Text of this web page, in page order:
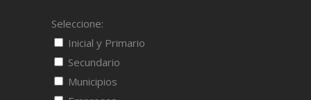
Seleccione:
Inicial y Primario
Secundario
Municipios